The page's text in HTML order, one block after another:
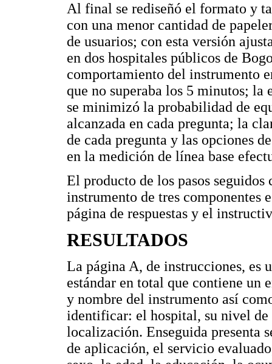
Al final se rediseñó el formato y
con una menor cantidad de
de usuarios; con esta versión
en dos hospitales públicos de
comportamiento del instrumento
que no superaba los 5 minutos; la
se minimizó la probabilidad de
alcanzada en cada pregunta; la
de cada pregunta y las opciones
en la medición de línea base
El producto de los pasos
instrumento de tres componentes
página de respuestas y el
RESULTADOS
La página A, de instrucciones, es
estándar en total que contiene un
y nombre del instrumento así
identificar: el hospital, su nivel
localización. Enseguida presenta
de aplicación, el servicio